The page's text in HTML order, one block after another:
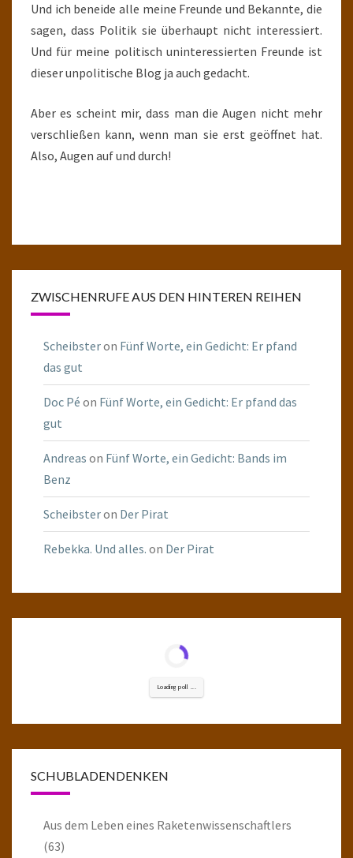
Und ich beneide alle meine Freunde und Bekannte, die
sagen, dass Politik sie überhaupt nicht interessiert.
Und für meine politisch uninteressierten Freunde ist
dieser unpolitische Blog ja auch gedacht.
Aber es scheint mir, dass man die Augen nicht mehr
verschließen kann, wenn man sie erst geöffnet hat.
Also, Augen auf und durch!
ZWISCHENRUFE AUS DEN HINTEREN REIHEN
Scheibsteron Fünf Worte, ein Gedicht: Er pfand
das gut
Doc Pé on Fünf Worte, ein Gedicht: Er pfand das
gut
Andreas on Fünf Worte, ein Gedicht: Bands im
Benz
Scheibsteron Der Pirat
Rebekka. Und alles. on Der Pirat
Loading poll ...
SCHUBLADENDENKEN
Aus dem Leben eines Raketenwissenschaftlers
(63)